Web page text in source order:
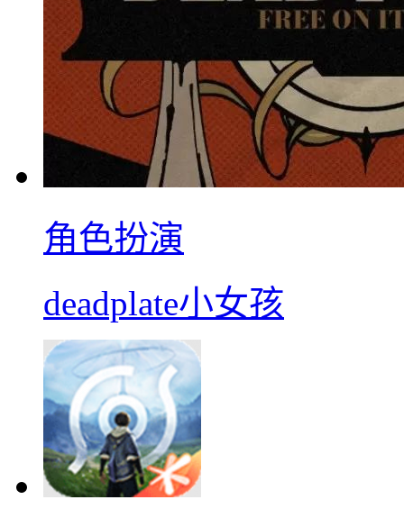
角色扮演
deadplate小女孩